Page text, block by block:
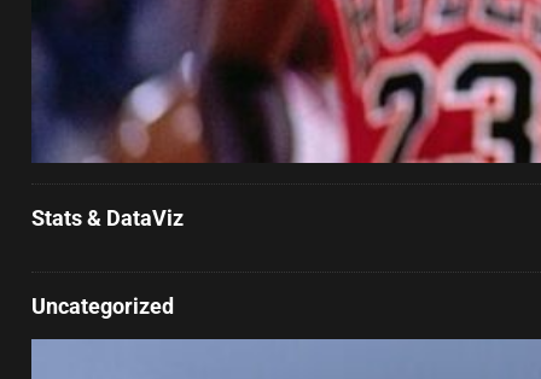
Stats & DataViz
Uncategorized